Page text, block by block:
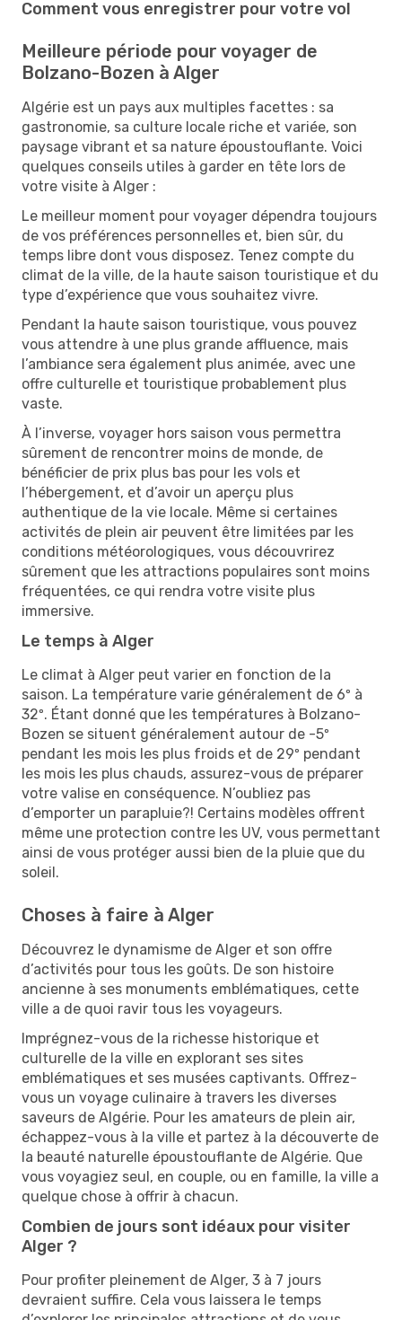
Comment vous enregistrer pour votre vol
Meilleure période pour voyager de
Bolzano-Bozen à Alger
Algérie est un pays aux multiples facettes : sa
gastronomie, sa culture locale riche et variée, son
paysage vibrant et sa nature époustouflante. Voici
quelques conseils utiles à garder en tête lors de
votre visite à Alger :
Le meilleur moment pour voyager dépendra toujours
de vos préférences personnelles et, bien sûr, du
temps libre dont vous disposez. Tenez compte du
climat de la ville, de la haute saison touristique et du
type d’expérience que vous souhaitez vivre.
Pendant la haute saison touristique, vous pouvez
vous attendre à une plus grande affluence, mais
l’ambiance sera également plus animée, avec une
offre culturelle et touristique probablement plus
vaste.
À l’inverse, voyager hors saison vous permettra
sûrement de rencontrer moins de monde, de
bénéficier de prix plus bas pour les vols et
l’hébergement, et d’avoir un aperçu plus
authentique de la vie locale. Même si certaines
activités de plein air peuvent être limitées par les
conditions météorologiques, vous découvrirez
sûrement que les attractions populaires sont moins
fréquentées, ce qui rendra votre visite plus
immersive.
Le temps à Alger
Le climat à Alger peut varier en fonction de la
saison. La température varie généralement de 6º à
32º. Étant donné que les températures à Bolzano-
Bozen se situent généralement autour de -5º
pendant les mois les plus froids et de 29º pendant
les mois les plus chauds, assurez-vous de préparer
votre valise en conséquence. N’oubliez pas
d’emporter un parapluie?! Certains modèles offrent
même une protection contre les UV, vous permettant
ainsi de vous protéger aussi bien de la pluie que du
soleil.
Choses à faire à Alger
Découvrez le dynamisme de Alger et son offre
d’activités pour tous les goûts. De son histoire
ancienne à ses monuments emblématiques, cette
ville a de quoi ravir tous les voyageurs.
Imprégnez-vous de la richesse historique et
culturelle de la ville en explorant ses sites
emblématiques et ses musées captivants. Offrez-
vous un voyage culinaire à travers les diverses
saveurs de Algérie. Pour les amateurs de plein air,
échappez-vous à la ville et partez à la découverte de
la beauté naturelle époustouflante de Algérie. Que
vous voyagiez seul, en couple, ou en famille, la ville a
quelque chose à offrir à chacun.
Combien de jours sont idéaux pour visiter
Alger ?
Pour profiter pleinement de Alger, 3 à 7 jours
devraient suffire. Cela vous laissera le temps